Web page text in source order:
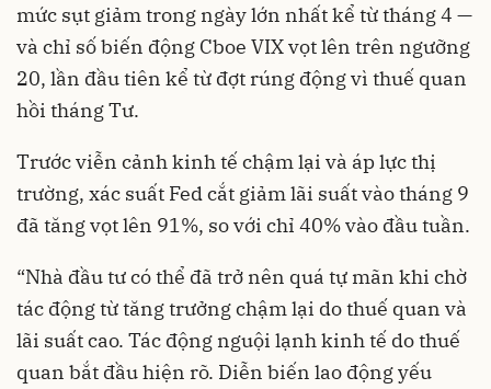
mức sụt giảm trong ngày lớn nhất kể từ tháng 4 —
và chỉ số biến động Cboe VIX vọt lên trên ngưỡng
20, lần đầu tiên kể từ đợt rúng động vì thuế quan
hồi tháng Tư.
Trước viễn cảnh kinh tế chậm lại và áp lực thị
trường, xác suất Fed cắt giảm lãi suất vào tháng 9
đã tăng vọt lên 91%, so với chỉ 40% vào đầu tuần.
“Nhà đầu tư có thể đã trở nên quá tự mãn khi chờ
tác động từ tăng trưởng chậm lại do thuế quan và
lãi suất cao. Tác động nguội lạnh kinh tế do thuế
quan bắt đầu hiện rõ. Diễn biến lao động yếu